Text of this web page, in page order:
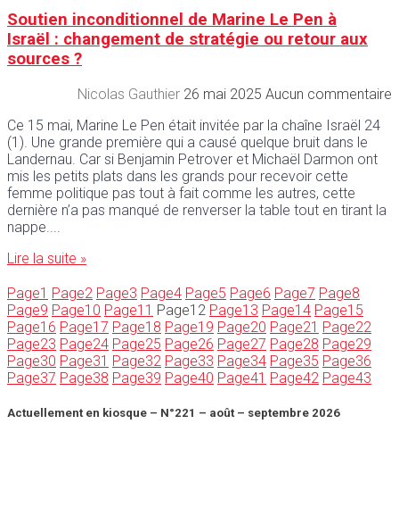
Soutien inconditionnel de Marine Le Pen à
Israël : changement de stratégie ou retour aux
sources ?
Nicolas Gauthier 26 mai 2025 Aucun commentaire
Ce 15 mai, Marine Le Pen était invitée par la chaîne Israël 24
(1). Une grande première qui a causé quelque bruit dans le
Landernau. Car si Benjamin Petrover et Michaël Darmon ont
mis les petits plats dans les grands pour recevoir cette
femme politique pas tout à fait comme les autres, cette
dernière n’a pas manqué de renverser la table tout en tirant la
nappe.
Lire la suite »
Page1 Page2 Page3 Page4 Page5 Page6 Page7 Page8
Page9 Page10 Page11 Page12 Page13 Page14 Page15
Page16 Page17 Page18 Page19 Page20 Page21 Page22
Page23 Page24 Page25 Page26 Page27 Page28 Page29
Page30 Page31 Page32 Page33 Page34 Page35 Page36
Page37 Page38 Page39 Page40 Page41 Page42 Page43
Actuellement en kiosque – N°221 – août – septembre 2026